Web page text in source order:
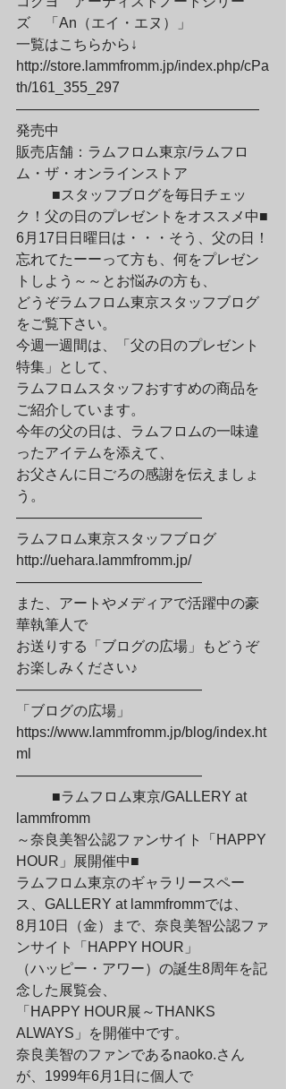
ズ　「An（エイ・エヌ）」
一覧はこちらから↓
http://store.lammfromm.jp/index.php/cPa
th/161_355_297
—————————————————
発売中
販売店舗：ラムフロム東京/ラムフロ
ム・ザ・オンラインストア
ク！父の日のプレゼントをオススメ中■
6月17日日曜日は・・・そう、父の日！
忘れてたーーって方も、何をプレゼン
トしよう～～とお悩みの方も、
どうぞラムフロム東京スタッフブログ
をご覧下さい。
今週一週間は、「父の日のプレゼント
特集」として、
ラムフロムスタッフおすすめの商品を
ご紹介しています。
今年の父の日は、ラムフロムの一味違
ったアイテムを添えて、
お父さんに日ごろの感謝を伝えましょ
う。
—————————————
ラムフロム東京スタッフブログ
http://uehara.lammfromm.jp/
—————————————
また、アートやメディアで活躍中の豪
華執筆人で
お送りする「ブログの広場」もどうぞ
お楽しみください♪
—————————————
「ブログの広場」
https://www.lammfromm.jp/blog/index.ht
ml
—————————————
lammfromm
～奈良美智公認ファンサイト「HAPPY
HOUR」展開催中■
ラムフロム東京のギャラリースペー
ス、GALLERY at lammfrommでは、
8月10日（金）まで、奈良美智公認ファ
ンサイト「HAPPY HOUR」
（ハッピー・アワー）の誕生8周年を記
念した展覧会、
「HAPPY HOUR展～THANKS
ALWAYS」を開催中です。
奈良美智のファンであるnaoko.さん
が、1999年6月1日に個人で